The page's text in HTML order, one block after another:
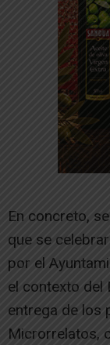
En concreto,
que se
por el
el contexto del
entrega de los
Microrrelatos,